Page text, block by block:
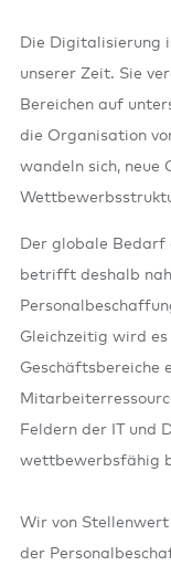
Die Digitalisierung
unserer Zeit. Sie
Bereichen auf
die Organisation
wandeln sich, neue
Der globale Bedarf
betrifft deshalb
Gleichzeitig wird
Geschäftsbereiche
Feldern der IT und
wettbewerbsfähig
Wir von
der